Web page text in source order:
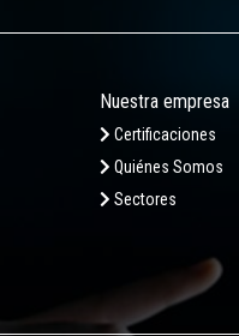
Nuestra empresa
Certificaciones
Quiénes Somos
Sectores